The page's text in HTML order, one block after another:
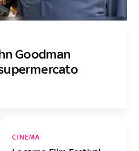
Goodman
CINEMA